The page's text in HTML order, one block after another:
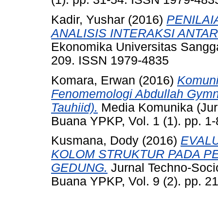
Kadir, Yushar (2016)
ANALISIS INTERAKSI
Ekonomika Universitas
209. ISSN 1979-4835
Komara, Erwan (2016)
Fenomemologi Abdullah
Tauhiid). Media Komunika
Buana YPKP, Vol. 1 (1). pp.
Kusmana, Dody (2016)
KOLOM STRUKTUR PADA
GEDUNG. Jurnal Techno-
Buana YPKP, Vol. 9 (2). pp.